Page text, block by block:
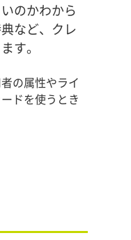
のかわから
など、クレ
す。
の属性やライ
ドを使うとき